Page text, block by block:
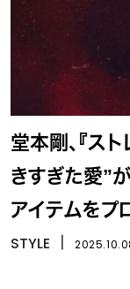
堂本剛、『ス
きすぎた愛”
アイテムをプ
STYLE